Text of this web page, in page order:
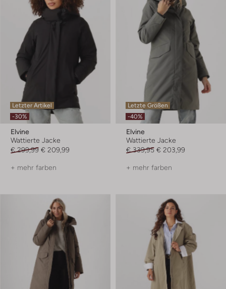
Letzter Artikel
-30%
Elvine
Wattierte Jacke
€ 299,99 € 209,99
+ mehr farben
Letzte Größen
-40%
Elvine
Wattierte Jacke
€ 339,95 € 203,99
+ mehr farben